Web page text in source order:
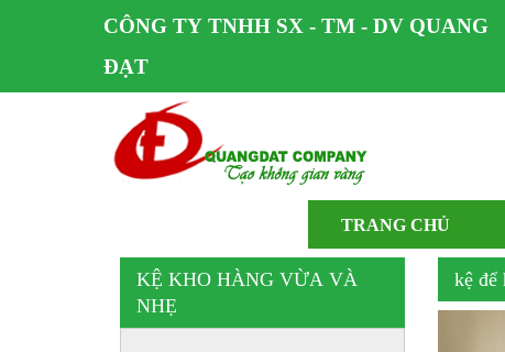
CÔNG TY TNHH SX - TM - DV QUANG
ĐẠT
TRANG CHỦ
kệ để
KỆ KHO HÀNG VỪA VÀ
NHẸ